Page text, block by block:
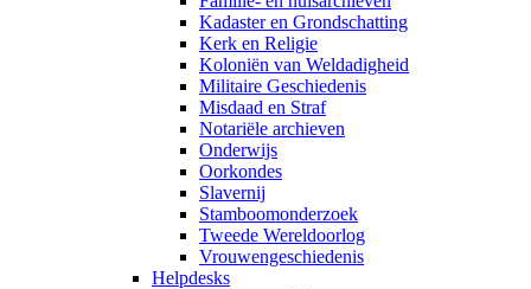
Kadaster en Grondschatting
Kerk en Religie
Koloniën van Weldadigheid
Militaire Geschiedenis
Misdaad en Straf
Notariële archieven
Onderwijs
Oorkondes
Slavernij
Stamboomonderzoek
Tweede Wereldoorlog
Vrouwengeschiedenis
Helpdesks